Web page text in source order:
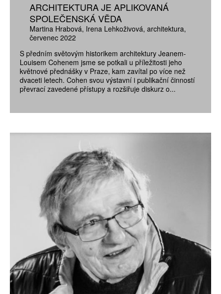
ARCHITEKTURA JE APLIKOVANÁ
SPOLEČENSKÁ VĚDA
Martina Hrabová Irena Lehkoživová architektura
červenec 2022
S předním světovým historikem architektury Jeanem-
Louisem Cohenem jsme se potkali u příležitosti jeho
květnové přednášky v Praze, kam zavítal po více než
dvaceti letech. Cohen svou výstavní i publikační činností
převrací zavedené přístupy a rozšiřuje diskurz o...